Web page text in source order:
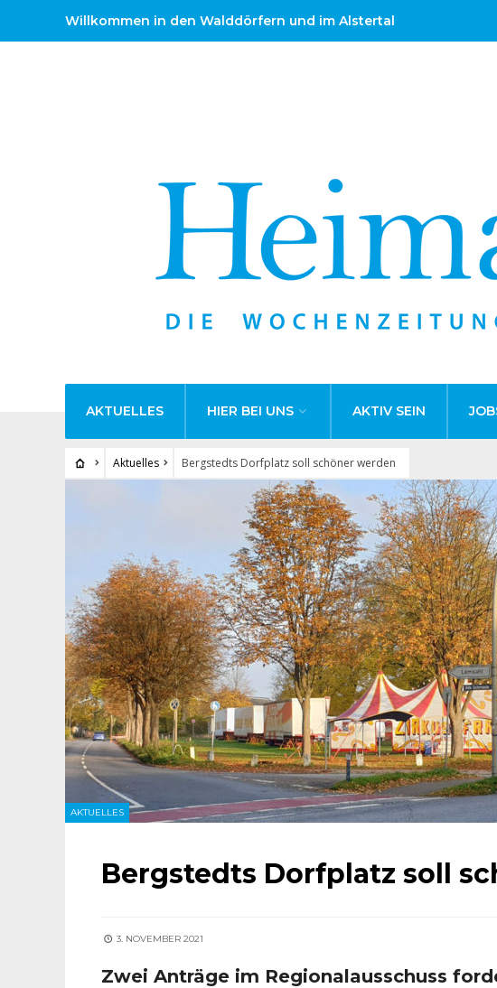
Willkommen in den Walddörfern und im Alstertal
AKTUELLES HIER BEI UNS AKTIV SEIN
Aktuelles Bergstedts Dorfplatz soll schöner werden
AKTUELLES
Bergstedts Dorfplatz soll
3. NOVEMBER 2021
Zwei Anträge im Regionalausschuss